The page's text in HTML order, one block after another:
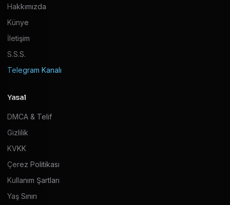
Hakkımızda
Künye
İletişim
S.S.S.
Telegram Kanalı
Yasal
DMCA & Telif
Gizlilik
KVKK
Çerez Politikası
Kullanım Şartları
Yaş Sınırı